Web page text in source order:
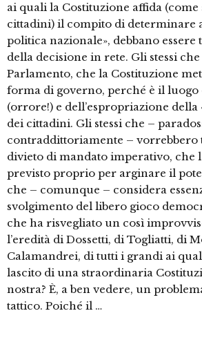
ai quali la Costituzione affida
cittadini) il compito di determinare
politica nazionale», debbano essere
della decisione in rete. Gli stessi
Parlamento, che la Costituzione
forma di governo, perché è il luogo
(orrore!) e dell’espropriazione della
dei cittadini. Gli stessi che –
contraddittoriamente – vorrebbero
divieto di mandato imperativo, che
previsto proprio per arginare il
che – comunque – considera
svolgimento del libero gioco
che ha risvegliato un così
l’eredità di Dossetti, di Togliatti, di
Calamandrei, di tutti i grandi ai
lascito di una straordinaria
nostra? È, a ben vedere, un
tattico. Poiché il …